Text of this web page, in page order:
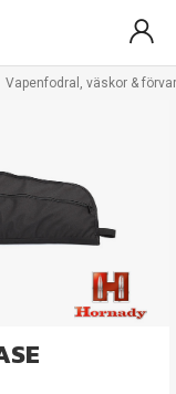
Vapenfodral, väskor &